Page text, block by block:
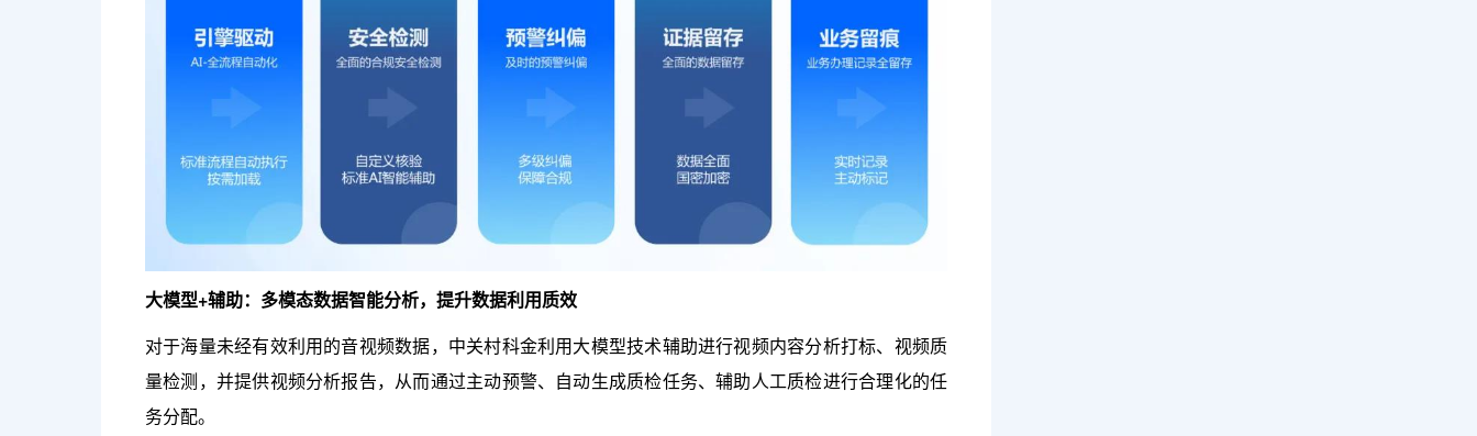
大模型+辅助：多模态数据智能分析，提升数据利用质效
对于海量未经有效利用的音视频数据，中关村科金利用大模型技术辅助进行视频内容分析打标、视频质
量检测，并提供视频分析报告，从而通过主动预警、自动生成质检任务、辅助人工质检进行合理化的任
务分配。